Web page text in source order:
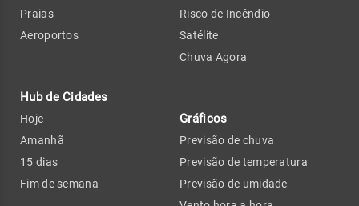
Praias
Aeroportos
Hub de Cidades
Hoje
Amanhã
15 dias
Fim de semana
Risco de Incêndio
Satélite
Chuva Agora
Gráficos
Previsão de chuva
Previsão de temperatura
Previsão de umidade